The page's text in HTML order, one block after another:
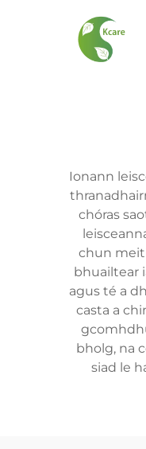
Ionann
chóras
chun
bhuailtear
agus té a
casta a
bholg, na
siad le